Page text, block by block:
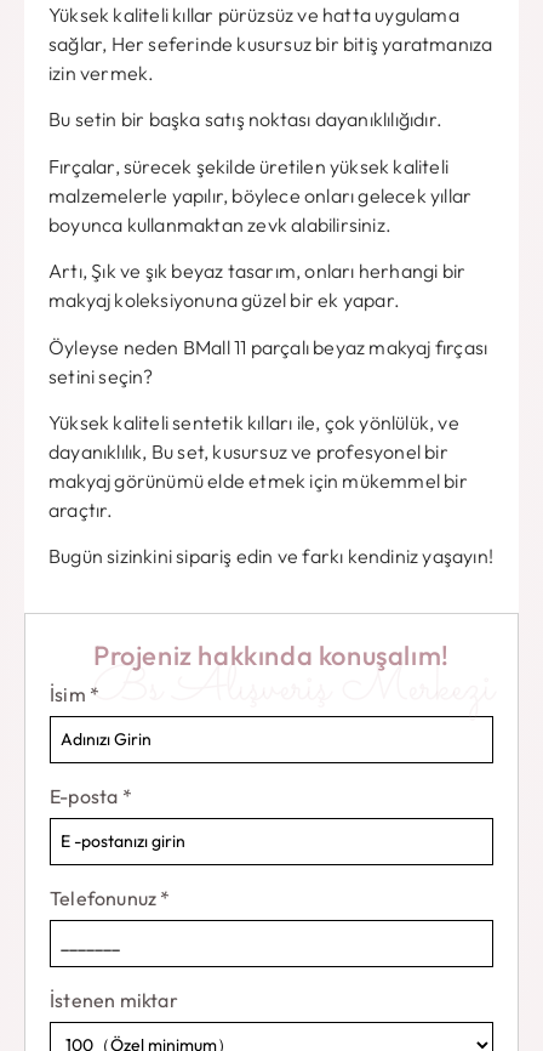
Projeniz hakkında konuşalım!
Bs Alışveriş Merkezi
İsim *
E-posta *
Telefonunuz *
İstenen miktar
Yüksek kaliteli kıllar pürüzsüz ve hatta uygulama
sağlar, Her seferinde kusursuz bir bitiş yaratmanıza
izin vermek.
Bu setin bir başka satış noktası dayanıklılığıdır.
Fırçalar, sürecek şekilde üretilen yüksek kaliteli
malzemelerle yapılır, böylece onları gelecek yıllar
boyunca kullanmaktan zevk alabilirsiniz.
Artı, Şık ve şık beyaz tasarım, onları herhangi bir
makyaj koleksiyonuna güzel bir ek yapar.
Öyleyse neden BMall 11 parçalı beyaz makyaj fırçası
setini seçin?
Yüksek kaliteli sentetik kılları ile, çok yönlülük, ve
dayanıklılık, Bu set, kusursuz ve profesyonel bir
makyaj görünümü elde etmek için mükemmel bir
araçtır.
Bugün sizinkini sipariş edin ve farkı kendiniz yaşayın!